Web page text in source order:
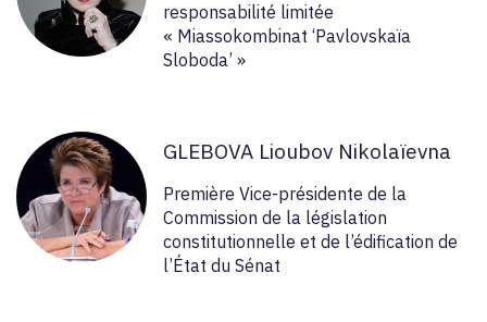
responsabilité limitée
« Miassokombinat ‘Pavlovskaïa
Sloboda’ »
GLEBOVA Lioubov Nikolaïevna
Première Vice-présidente de la
Commission de la législation
constitutionnelle et de l’édification de
l’État du Sénat